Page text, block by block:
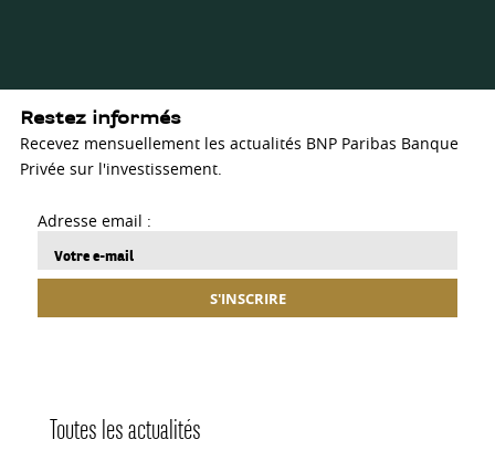
Restez informés
Recevez mensuellement les actualités BNP Paribas Banque
Privée sur l'investissement.
Adresse email :
S'INSCRIRE
Toutes les actualités